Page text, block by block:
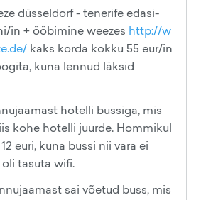
düsseldorf - tenerife edasi-
in + ööbimine weezes http://w
kaks korda kokku 55 eur/in
kuna lennud läksid
hotelli bussiga, mis
kohe hotelli juurde. Hommikul
euri, kuna bussi nii vara ei
tasuta wifi.
sai võetud buss, mis